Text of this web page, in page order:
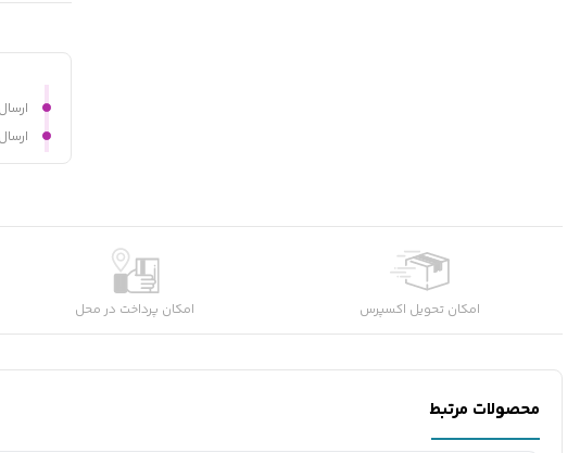
ارسال از ۱
امکان تحویل اکسپرس امکان پرداخت در محل
محصولات مرتبط